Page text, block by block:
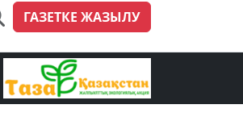
ГАЗЕТКЕ ЖАЗЫЛУ